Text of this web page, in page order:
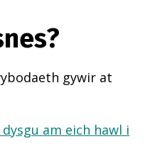
gywir at
am eich hawl i